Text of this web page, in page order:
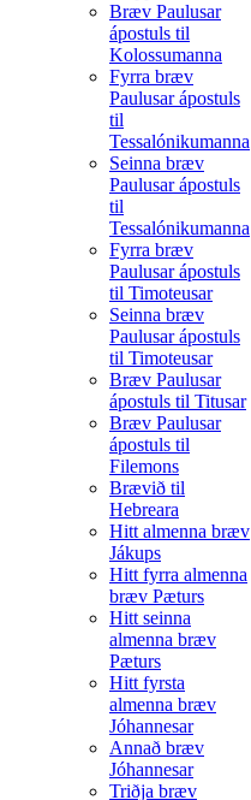
Bræv Paulusar
ápostuls til
Kolossumanna
Fyrra bræv
Paulusar ápostuls
til
Tessalónikumanna
Seinna bræv
Paulusar ápostuls
til
Tessalónikumanna
Fyrra bræv
Paulusar ápostuls
til Timoteusar
Seinna bræv
Paulusar ápostuls
til Timoteusar
Bræv Paulusar
ápostuls til Titusar
Bræv Paulusar
ápostuls til
Filemons
Brævið til
Hebreara
Hitt almenna bræv
Jákups
Hitt fyrra almenna
bræv Pæturs
Hitt seinna
almenna bræv
Pæturs
Hitt fyrsta
almenna bræv
Jóhannesar
Annað bræv
Jóhannesar
Triðja bræv